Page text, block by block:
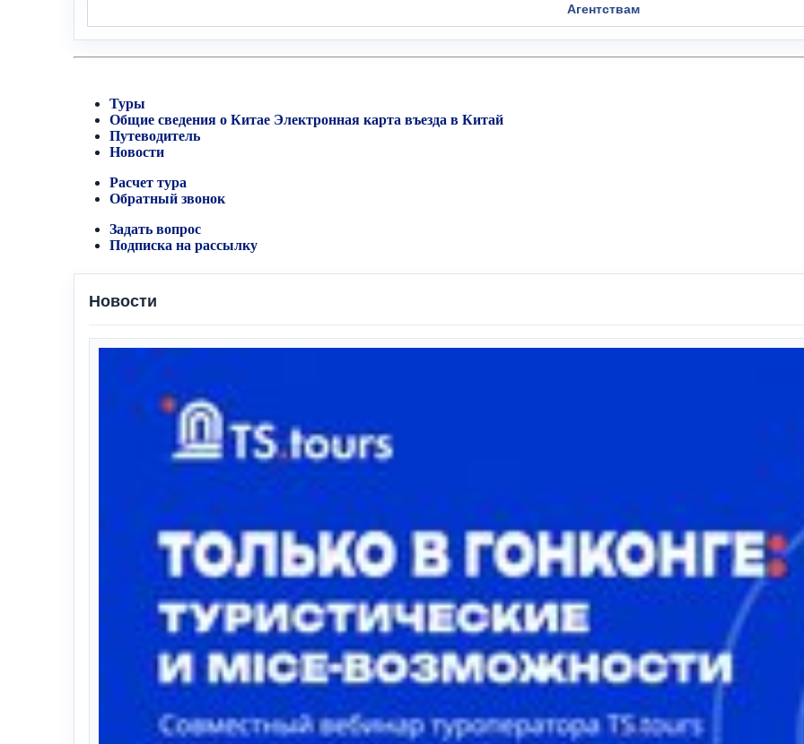
Агентствам
Туры
Общие сведения о Китае Электронная карта въезда в Китай
Путеводитель
Новости
Расчет тура
Обратный звонок
Задать вопрос
Подписка на рассылку
Новости